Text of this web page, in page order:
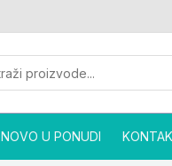
NOVO U PONUDI
zakrpa
DEG
85x50
mm
ZK7
količina